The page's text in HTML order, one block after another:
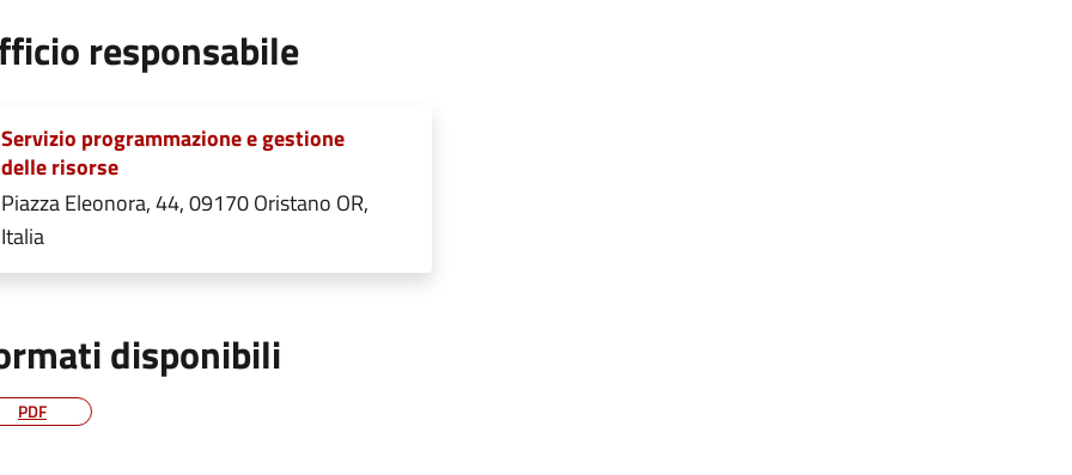
responsabile
Servizio programmazione e gestione
delle risorse
Piazza Eleonora, 44, 09170 Oristano OR,
Italia
disponibili
PDF